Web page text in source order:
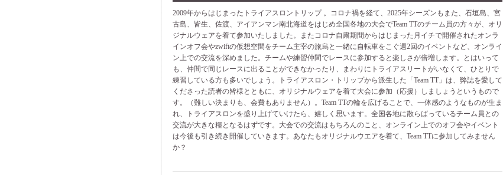
2009年からはじまったトライアスロントリップ 。コロナ禍を経て、2025年シーズンもまた、石垣島、宮
古島、皆生、佐渡、アイアンマン南北海道をはじめ全国各地の大会でTeam TTのチーム員の方々が、オリ
ジナルウェアを着て参加いたしました。またコロナ自粛期間からはじまった月イチで開催されたオンラ
インオフ会やzwiftの仮想空間をチーム主宰の旅烏と一緒に自転車をこぐ週2回のイベントなど、オンライ
ン上での交流を深めました。チームや練習仲間でレースに参加すると楽しさが倍増します。とはいって
も、仲間で同じレースに出ることができなかったり、まわりにトライアスリートがいなくて、ひとりで
練習している方も多いでしょう。トライアスロン・トリップから派生した「Team TT」は、弊誌を愛して
くださった読者の皆様とともに、オリジナルウェアを着て大会に参加（応援）しましょうというもので
す。（難しい決まりも、会費もありません）。Team TTの輪を広げることで、一体感のようなものが生ま
れ、トライアスロンを盛り上げていけたら、嬉しく思います。全国各地に散らばっているチーム員との
交流が大きな糧となるはずです。大会での交流はもちろんのこと、オンライン上でのオフ会やイベント
は今後も引き続き開催していきます。あなたもオリジナルウエアを着て、Team TTに参加してみません
か？